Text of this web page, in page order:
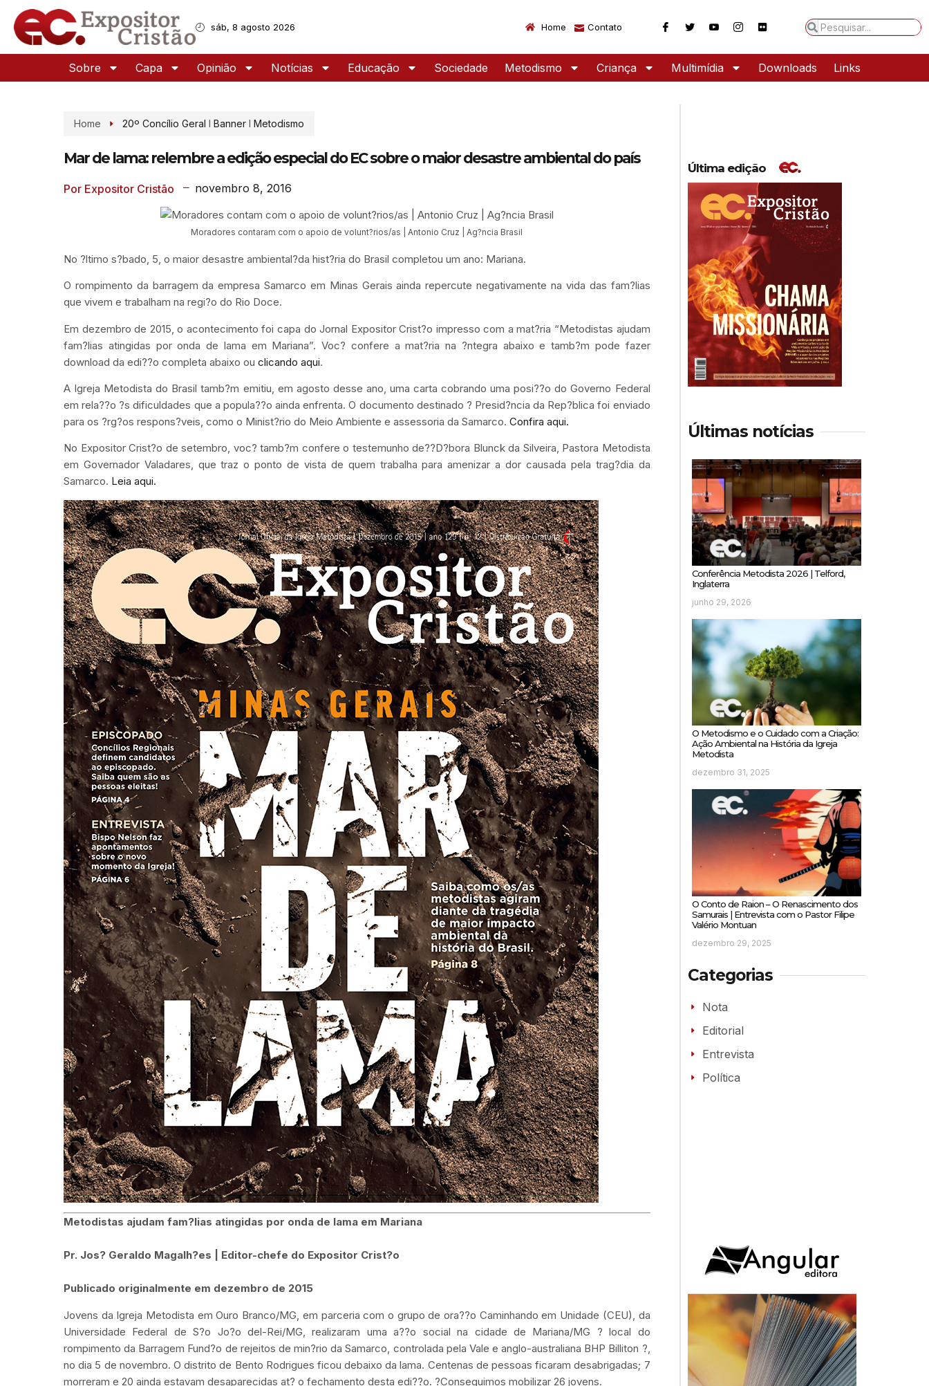
sáb, 8 agosto 2026 Home Contato
Sobre Capa Opinião Notícias Educação Sociedade Metodismo Criança Multimídia Downloads Links
Home 20º Concílio Geral BannerI Metodismo
Mar de lama: relembre a edição especial do EC sobre o maior desastre ambiental do país
Por Expositor Cristão novembro 8, 2016
Moradores contaram com o apoio de volunt?rios/as | Antonio Cruz | Ag?ncia Brasil
No ?ltimo s?bado, 5, o maior desastre ambiental?da hist?ria do Brasil completou um ano: Mariana.
O rompimento da barragem da empresa Samarco em Minas Gerais ainda repercute negativamente na vida das fam?lias
que vivem e trabalham na regi?o do Rio Doce.
Em dezembro de 2015, o acontecimento foi capa do Jornal Expositor Crist?o impresso com a mat?ria “Metodistas ajudam
fam?lias atingidas por onda de lama em Mariana”. Voc? confere a mat?ria na ?ntegra abaixo e tamb?m pode fazer
download da edi??o completa abaixo ou clicando aqui.
A Igreja Metodista do Brasil tamb?m emitiu, em agosto desse ano, uma carta cobrando uma posi??o do Governo Federal
em rela??o ?s dificuldades que a popula??o ainda enfrenta. O documento destinado ? Presid?ncia da Rep?blica foi enviado
para os ?rg?os respons?veis, como o Minist?rio do Meio Ambiente e assessoria da Samarco. Confira aqui.
No Expositor Crist?o de setembro, voc? tamb?m confere o testemunho de??D?bora Blunck da Silveira, Pastora Metodista
em Governador Valadares, que traz o ponto de vista de quem trabalha para amenizar a dor causada pela trag?dia da
Samarco. Leia aqui.
Metodistas ajudam fam?lias atingidas por onda de lama em Mariana
Pr. Jos? Geraldo Magalh?es | Editor-chefe do Expositor Crist?o
Publicado originalmente em dezembro de 2015
Jovens da Igreja Metodista em Ouro Branco/MG, em parceria com o grupo de ora??o Caminhando em Unidade (CEU), da
Universidade Federal de S?o Jo?o del-Rei/MG, realizaram uma a??o social na cidade de Mariana/MG ? local do
rompimento da Barragem Fund?o de rejeitos de min?rio da Samarco, controlada pela Vale e anglo-australiana BHP Billiton ?,
no dia 5 de novembro. O distrito de Bento Rodrigues ficou debaixo da lama. Centenas de pessoas ficaram desabrigadas; 7
morreram e 20 ainda estavam desaparecidas at? o fechamento desta edi??o. ?Conseguimos mobilizar 26 jovens.
Última edição
Últimas notícias
Conferência Metodista 2026 | Telford,
Inglaterra
junho 29, 2026
O Metodismo e o Cuidado com a Criação:
Ação Ambiental na História da Igreja
Metodista
dezembro 31, 2025
O Conto de Raion – O Renascimento dos
Samurais | Entrevista com o Pastor Filipe
Valério Montuan
dezembro 29, 2025
Categorias
Nota
Editorial
Entrevista
Política